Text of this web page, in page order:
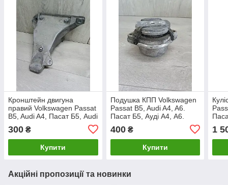
Кронштейн двигуна
правий Volkswagen Passat
B5, Audi A4, Пасат Б5, Audi
300 ₴
Купити
Подушка КПП Volkswagen
Passat B5, Audi A4, A6.
Пасат Б5, Ауді А4, А6.
400₴
Купити
1
Акційні пропозиції та новинки